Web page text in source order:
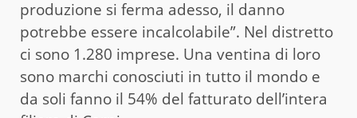
produzione si ferma adesso, il danno
potrebbe essere incalcolabile”. Nel distretto
ci sono 1.280 imprese. Una ventina di loro
sono marchi conosciuti in tutto il mondo e
da soli fanno il 54% del fatturato dell’intera